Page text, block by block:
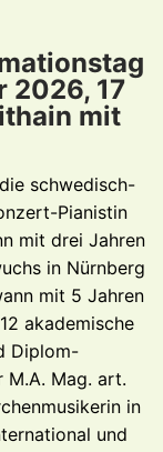
2026, 17
mit
schwedisch-
Pianistin
mit drei Jahren
in Nürnberg
mit 5 Jahren
akademische
Diplom-
M.A. Mag. art.
in
und